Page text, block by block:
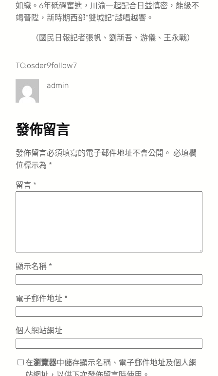
如織。6年砥礪奮進，川渝一起配合日益慎密，能級不
竭晉陞，新時期西部“雙城記”越唱越響。
（國民日報記者張帆、劉新吾、游儀、王永戰）
TC:osder9follow7
admin
發佈留言
發佈留言必須填寫的電子郵件地址不會公開。 必填欄
位標示為 *
留言 *
顯示名稱 *
電子郵件地址 *
個人網站網址
在瀏覽器中儲存顯示名稱、電子郵件地址及個人網